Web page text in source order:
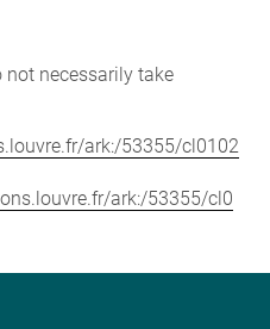
necessarily take
ark:/53355/cl0102
ark:/53355/cl0